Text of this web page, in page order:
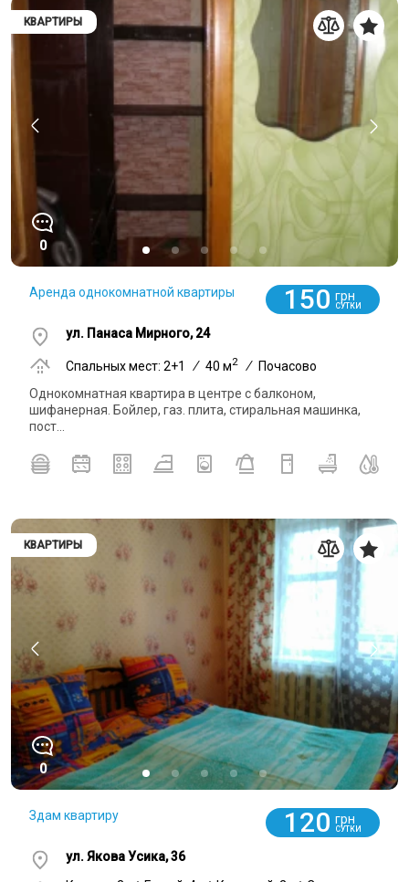
КВАРТИРЫ
0
Аренда однокомнатной квартиры 150 грн
СУТКИ
ул. Панаса Мирного, 24
Спальных мест: 2+1 / 40 м2 / Почасово
Однокомнатная квартира в центре с балконом,
шифанерная. Бойлер, газ. плита, стиральная машинка,
пост...
КВАРТИРЫ
0
Здам квартиру 120 грн
СУТКИ
ул. Якова Усика, 36